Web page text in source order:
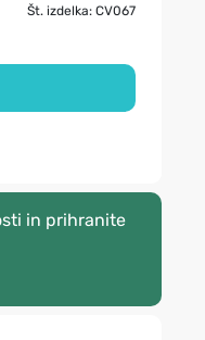
Št. izdelka: CV067
in prihranite